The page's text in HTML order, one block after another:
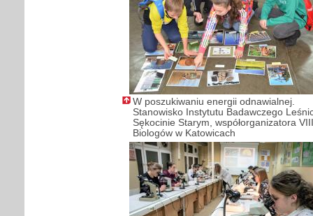
W poszukiwaniu energii odnawialnej.
Stanowisko Instytutu Badawczego
Sękocinie Starym, współorganizatora
Biologów w Katowicach